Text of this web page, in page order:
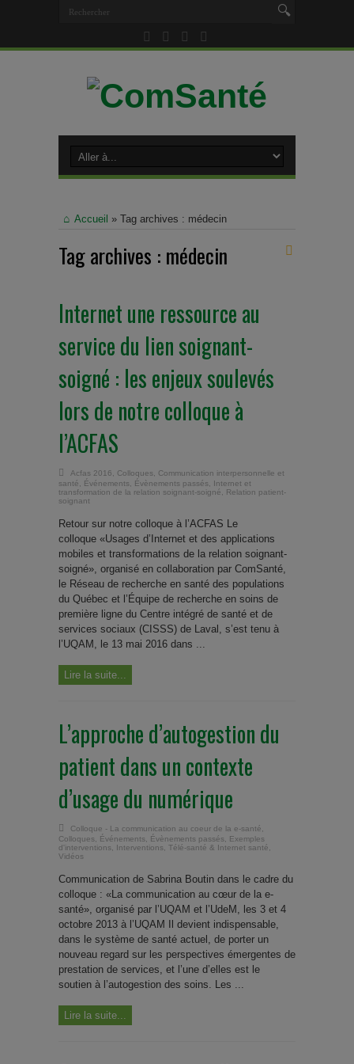
Accueil » Tag archives : médecin
Tag archives : médecin
Internet une ressource au
service du lien soignant-
soigné : les enjeux soulevés
lors de notre colloque à
l’ACFAS
Acfas 2016 Colloques
Communication interpersonnelle et
santé
Événements Évènements passés
Internet et
transformation de la relation soignant-soigné
Relation patient-
soignant
Retour sur notre colloque à l’ACFAS Le
colloque «Usages d’Internet et des applications
mobiles et transformations de la relation soignant-
soigné», organisé en collaboration par ComSanté,
le Réseau de recherche en santé des populations
du Québec et l’Équipe de recherche en soins de
première ligne du Centre intégré de santé et de
services sociaux (CISSS) de Laval, s’est tenu à
l’UQAM, le 13 mai 2016 dans ...
Lire la suite...
L’approche d’autogestion du
patient dans un contexte
d’usage du numérique
Colloque - La communication au coeur de la e-santé
Colloques
Événements Évènements passés
Exemples
d'interventions
Interventions Télé-santé & Internet santé
Vidéos
Communication de Sabrina Boutin dans le cadre du
colloque : «La communication au cœur de la e-
santé», organisé par l’UQAM et l’UdeM, les 3 et 4
octobre 2013 à l’UQAM Il devient indispensable,
dans le système de santé actuel, de porter un
nouveau regard sur les perspectives émergentes de
prestation de services, et l’une d’elles est le
soutien à l’autogestion des soins. Les ...
Lire la suite...